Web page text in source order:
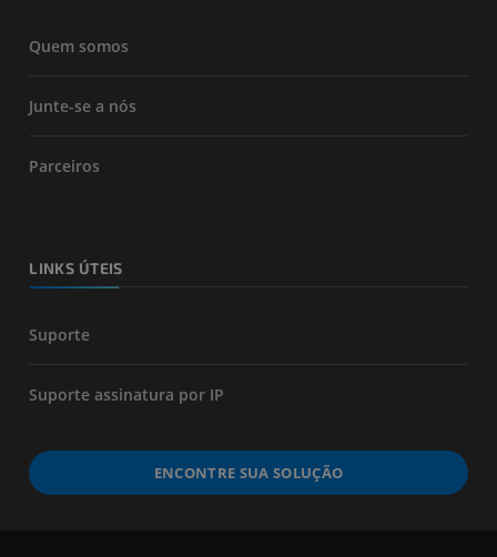
Quem somos
Junte-se a nós
Parceiros
LINKS ÚTEIS
Suporte
Suporte assinatura por IP
ENCONTRE SUA SOLUÇÃO